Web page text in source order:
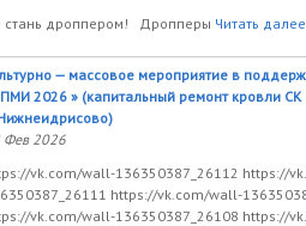
стань дроппером! Дропперы Читать
— массовое мероприятие в
2026 » (капитальный ремонт кровли СК
Фев 2026
vk.com/wall-136350387_26112 https://
https://vk.com/wall-
vk.com/wall-136350387_26108 https://